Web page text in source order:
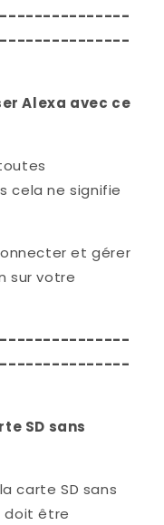
Alexa avec ce
cela ne signifie
et gérer
sur votre
SD sans
carte SD sans
doit être